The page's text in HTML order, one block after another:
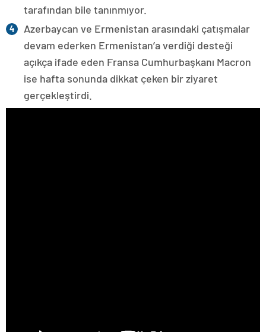
tarafından bile tanınmıyor.
Azerbaycan ve Ermenistan arasındaki çatışmalar
devam ederken Ermenistan’a verdiği desteği
açıkça ifade eden Fransa Cumhurbaşkanı Macron
ise hafta sonunda dikkat çeken bir ziyaret
gerçekleştirdi.